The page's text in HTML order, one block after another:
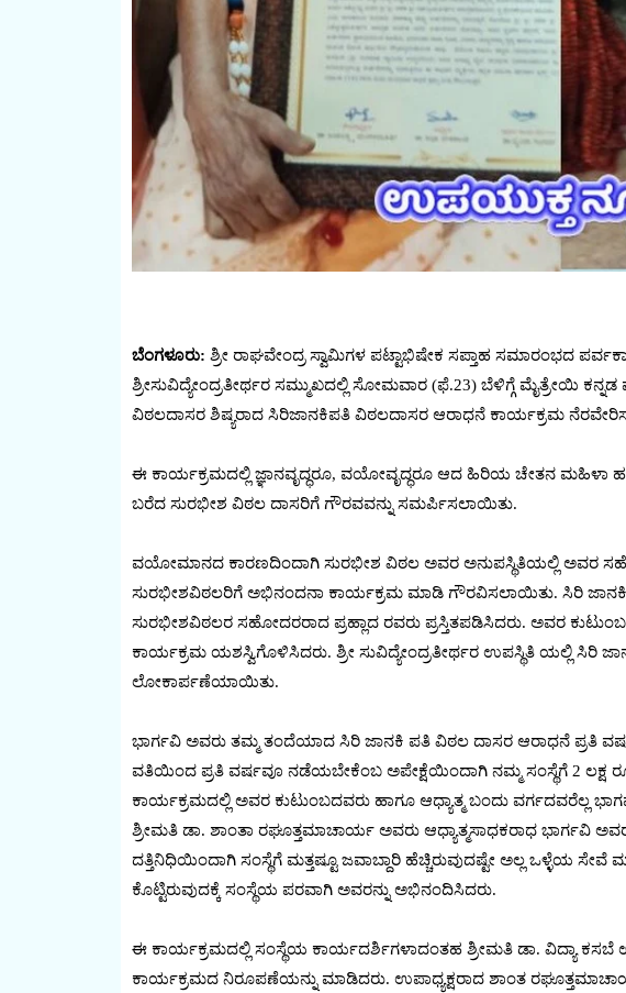
ಬೆಂಗಳೂರು: ಶ್ರೀ ರಾಘವೇಂದ್ರ ಸ್ವಾಮಿಗಳ ಪಟ್ಟಾಭಿಷೇಕ‌ ಸಪ್ತಾಹ ಸಮಾರಂಭದ
ಶ್ರೀಸುವಿದ್ಯೇಂದ್ರತೀರ್ಥರ ಸಮ್ಮುಖದಲ್ಲಿ ಸೋಮವಾರ (ಫೆ.23) ಬೆಳಿಗ್ಗೆ ಮೈತ್ರೇಯಿ
ವಿಠಲದಾಸರ ಶಿಷ್ಯರಾದ ಸಿರಿಜಾನಕಿಪತಿ ವಿಠಲದಾಸರ ಆರಾಧನೆ ಕಾರ್ಯಕ್ರಮ
ಈ ಕಾರ್ಯಕ್ರಮದಲ್ಲಿ ಜ್ಞಾನವೃದ್ಧರೂ, ವಯೋವೃದ್ಧರೂ ಆದ ಹಿರಿಯ ಚೇತನ‌ ಮಹಿಳಾ
ಬರೆದ ಸುರಭೀಶ ವಿಠಲ ದಾಸರಿಗೆ ಗೌರವವನ್ನು ಸಮರ್ಪಿಸಲಾಯಿತು.
ವಯೋಮಾನದ ಕಾರಣದಿಂದಾಗಿ ಸುರಭೀಶ ವಿಠಲ ಅವರ ಅನುಪಸ್ಥಿತಿಯಲ್ಲಿ ಅವರ
ಸುರಭೀಶವಿಠಲರಿಗೆ ಅಭಿನಂದನಾ ಕಾರ್ಯಕ್ರಮ ಮಾಡಿ ಗೌರವಿಸಲಾಯಿತು. ಸಿರಿ ಜಾನಕಿ
ಸುರಭೀಶವಿಠಲರ ಸಹೋದರರಾದ ಪ್ರಹ್ಲಾದ ರವರು ಪ್ರಸ್ತಿತಪಡಿಸಿದರು. ಅವರ
ಕಾರ್ಯಕ್ರಮ ಯಶಸ್ವಿಗೊಳಿಸಿದರು. ಶ್ರೀ ಸುವಿದ್ಯೇಂದ್ರತೀರ್ಥರ ಉಪಸ್ಥಿತಿ ಯಲ್ಲಿ ಸಿರಿ
ಲೋಕಾರ್ಪಣೆಯಾಯಿತು.
ಭಾರ್ಗವಿ ಅವರು ತಮ್ಮ ತಂದೆಯಾದ ಸಿರಿ ಜಾನಕಿ ಪತಿ ವಿಠಲ ದಾಸರ ಆರಾಧನೆ ಪ್ರತಿ
ವತಿಯಿಂದ ಪ್ರತಿ ವರ್ಷವೂ ನಡೆಯಬೇಕೆಂಬ ಅಪೇಕ್ಷೆಯಿಂದಾಗಿ ನಮ್ಮ ಸಂಸ್ಥೆಗೆ 2 ಲಕ್ಷ
ಕಾರ್ಯಕ್ರಮದಲ್ಲಿ ಅವರ ಕುಟುಂಬದವರು ಹಾಗೂ ಆಧ್ಯಾತ್ಮ ಬಂದು ವರ್ಗದವರೆಲ್ಲ
ಶ್ರೀಮತಿ ಡಾ. ಶಾಂತಾ ರಘೂತ್ತಮಾಚಾರ್ಯ ಅವರು ಆಧ್ಯಾತ್ಮ‌ಸಾಧಕರಾಧ ಭಾರ್ಗವಿ
ದತ್ತಿನಿಧಿಯಿಂದಾಗಿ ಸಂಸ್ಥೆಗೆ ಮತ್ತಷ್ಟೂ ಜವಾಬ್ದಾರಿ ಹೆಚ್ಚಿರುವುದಷ್ಟೇ ಅಲ್ಲ ಒಳ್ಳೆಯ ಸೇವೆ
ಕೊಟ್ಟಿರುವುದಕ್ಕೆ ಸಂಸ್ಥೆಯ ಪರವಾಗಿ ಅವರನ್ನು ಅಭಿನಂದಿಸಿದರು.
ಈ ಕಾರ್ಯಕ್ರಮದಲ್ಲಿ ಸಂಸ್ಥೆಯ ಕಾರ್ಯದರ್ಶಿಗಳಾದಂತಹ ಶ್ರೀಮತಿ ಡಾ. ವಿದ್ಯಾ ಕಸಬೆ
ಕಾರ್ಯಕ್ರಮದ ನಿರೂಪಣೆಯನ್ನು ಮಾಡಿದರು. ಉಪಾಧ್ಯಕ್ಷರಾದ ಶಾಂತ